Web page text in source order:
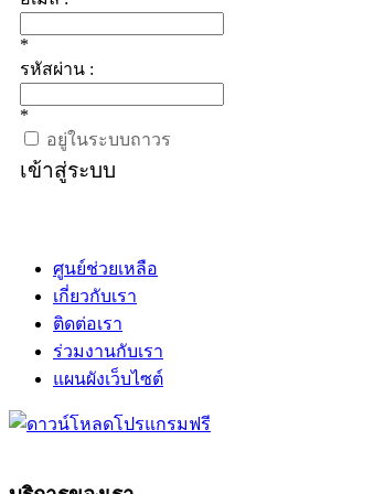
*
รหัสผ่าน :
*
อยู่ในระบบถาวร
เข้าสู่ระบบ
ศูนย์ช่วยเหลือ
เกี่ยวกับเรา
ติดต่อเรา
ร่วมงานกับเรา
แผนผังเว็บไซต์